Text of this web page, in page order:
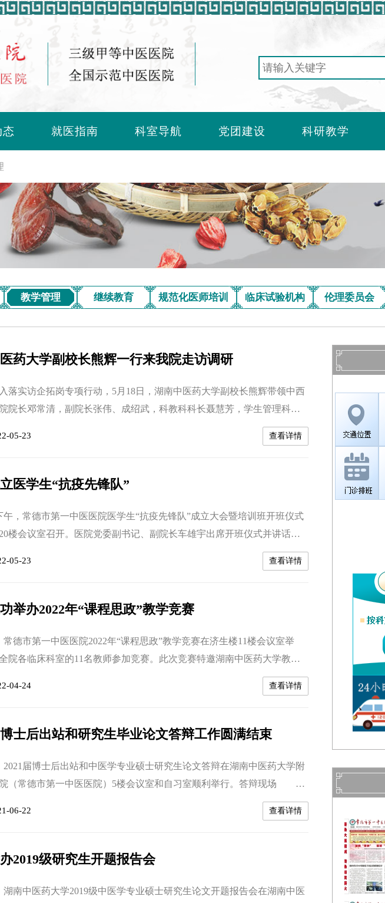
态 就医指南 科室导航 党团建设 科研教学
教学管理 继续教育 规范化医师培训 临床试验机构 伦理委员会
药大学副校长熊辉一行来我院走访调研
落实访企拓岗专项行动，5月18日，湖南中医药大学副校长熊辉带领中西
院长邓常清，副院长张伟、成绍武，科教科科长聂慧芳，学生管理科傅
德市第一中医医院走访调研并召开座谈会，医院党委书记钟发平、院长张
谈会并陪同调研。座谈会现场湖南中医药大学副校长熊辉讲话党委书记钟
欢迎，院长张勇介绍了我院的...
05-23 查看详情
医学生“抗疫先锋队”
午，常德市第一中医医院医学生“抗疫先锋队”成立大会暨培训班开班仪式
楼会议室召开。医院党委副书记、副院长车雄宇出席开班仪式并讲话，
部书记、科教科科长方萍致开幕辞，医务部部长戴作勇、党办主任夏锴参
本次大会由学生党支部副书记任太全主持。党委副书记、副院长车雄宇出
跃报名。5月1-7日，先...
05-23 查看详情
举办2022年“课程思政”教学竞赛
常德市第一中医医院2022年“课程思政”教学竞赛在济生楼11楼会议室举
院各临床科室的11名教师参加竞赛。此次竞赛特邀湖南中医药大学教务
铁浪，教学发展中心、评估建设中心副主任余炼等专家教授现场指导。市
院院长张勇致开幕辞，竞赛由副院长潘晓彦主持。“课程思政”教学竞赛现场
员育人”为主题，包括...
04-24 查看详情
士后出站和研究生毕业论文答辩工作圆满结束
2021届博士后出站和中医学专业硕士研究生论文答辩在湖南中医药大学附
（常德市第一中医医院）5楼会议室和自习室顺利举行。答辩现场 答
湖南中医药大学副校长彭清华教授、葛金文教授担任答辩主席，邓常清、
芳国、岳增辉、曹晖、易法银、周长征、付灵梅等教授担任答辩专家，范
。全体2021届研究生导师出...
06-22 查看详情
2019级研究生开题报告会
湖南中医药大学2019级中医学专业硕士研究生论文开题报告会在湖南中医